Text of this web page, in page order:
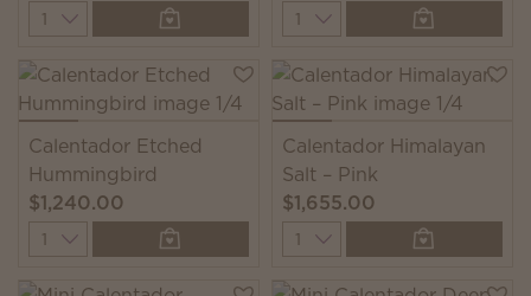
Quantity
Quantity
Calentador Etched
Hummingbird
$1,240.00
Quantity
Calentador Himalayan
Salt – Pink
$1,655.00
Quantity